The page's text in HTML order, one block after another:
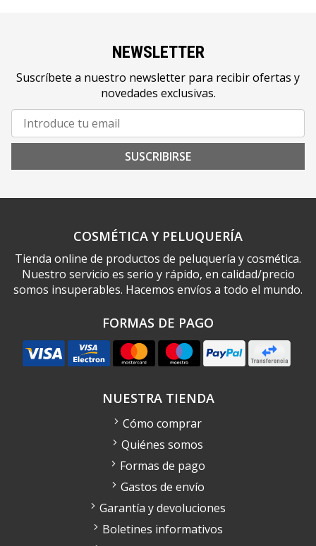
NEWSLETTER
Suscríbete a nuestro newsletter para recibir ofertas y
novedades exclusivas.
SUSCRIBIRSE
COSMÉTICA Y PELUQUERÍA
Tienda online de productos de peluquería y cosmética.
Nuestro servicio es serio y rápido, en calidad/precio
somos insuperables. Hacemos envíos a todo el mundo.
FORMAS DE PAGO
NUESTRA TIENDA
Cómo comprar
Quiénes somos
Formas de pago
Gastos de envío
Garantía y devoluciones
Boletines informativos